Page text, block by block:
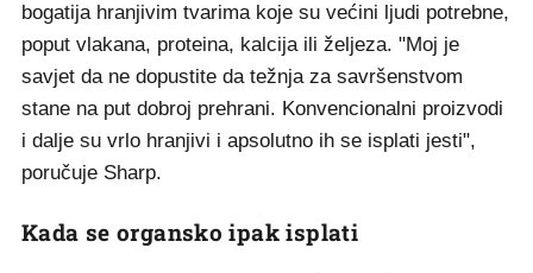
bogatija hranjivim tvarima koje su većini ljudi potrebne,
poput vlakana, proteina, kalcija ili željeza. "Moj je
savjet da ne dopustite da težnja za savršenstvom
stane na put dobroj prehrani. Konvencionalni proizvodi
i dalje su vrlo hranjivi i apsolutno ih se isplati jesti",
poručuje Sharp.
Kada se organsko ipak isplati